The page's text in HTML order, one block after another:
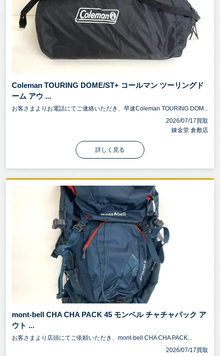
Coleman TOURING DOME/ST+ コールマン ツーリングド
ーム アウ ...
お客さまよりお電話にてご連絡いただき、早速Coleman TOURING DOM...
2026/07/17買取
錬金堂 倉敷店
詳しく見る
mont-bell CHA CHA PACK 45 モンベル チャチャパック ア
ウト ...
お客さまより店頭にてご依頼いただき、mont-bell CHA CHA PACK...
2026/07/17買取